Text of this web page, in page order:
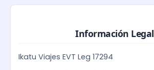
Información Legal
Ikatu Viajes EVT Leg 17294